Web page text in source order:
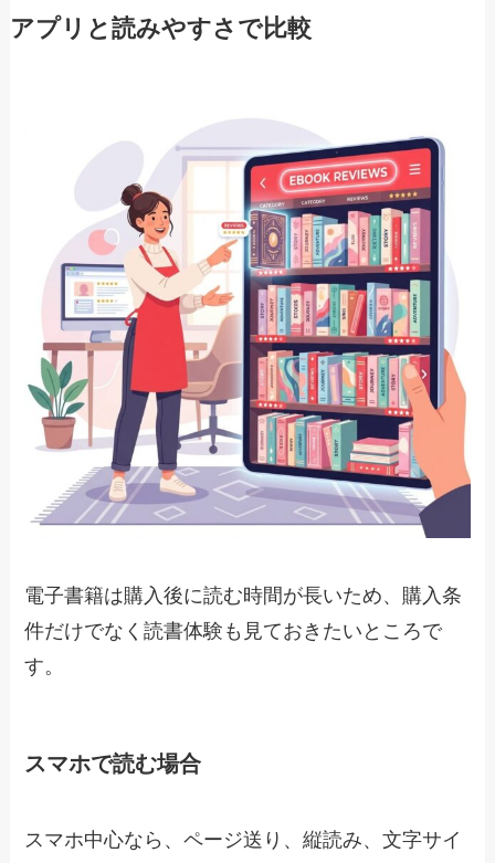
アプリと読みやすさで比較
電子書籍は購入後に読む時間が長いため、購入条
件だけでなく読書体験も見ておきたいところで
す。
スマホで読む場合
スマホ中心なら、ページ送り、縦読み、文字サイ